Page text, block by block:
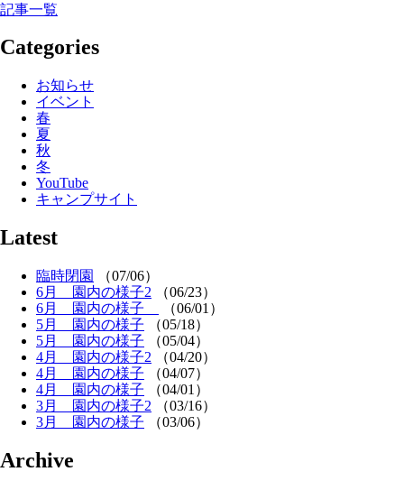
記事一覧
Categories
お知らせ
イベント
春
夏
秋
冬
YouTube
キャンプサイト
Latest
臨時閉園
（07/06）
6月 園内の様子2
（06/23）
6月 園内の様子
（06/01）
5月 園内の様子
（05/18）
5月 園内の様子
（05/04）
4月 園内の様子2
（04/20）
4月 園内の様子
（04/07）
4月 園内の様子
（04/01）
3月 園内の様子2
（03/16）
3月 園内の様子
（03/06）
Archive